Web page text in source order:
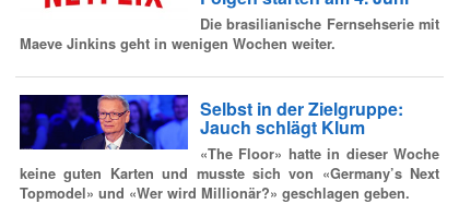
Die brasilianische Fernsehserie mit
Maeve Jinkins geht in wenigen Wochen weiter.
Selbst in der Zielgruppe:
Jauch schlägt Klum
«The Floor» hatte in dieser Woche
keine guten Karten und musste sich von «Germany’s Next
Topmodel» und «Wer wird Millionär?» geschlagen geben.